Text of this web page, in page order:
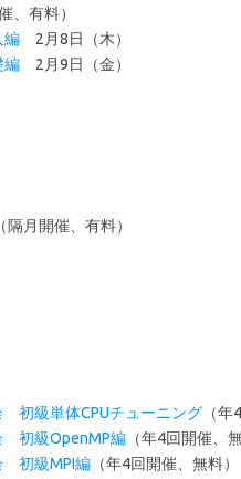
、有料）
編 2月8日（木）
編 2月9日（金）
（隔月開催、有料）
初級単体CPUチューニング （
初級OpenMP編 （年4回開催、
初級MPI編 （年4回開催、無料）